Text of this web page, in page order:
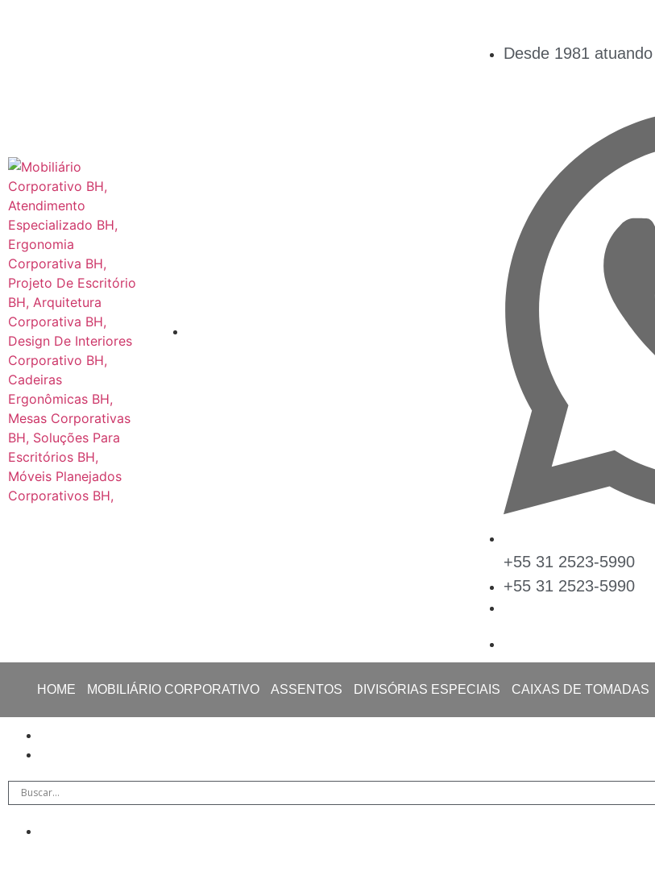
Desde 1981
+55 31 2523-5990
+55 31 2523-5990
HOME MOBILIÁRIO CORPORATIVO ASSENTOS DIVISÓRIAS ESPECIAIS CAIXAS DE TOMADAS